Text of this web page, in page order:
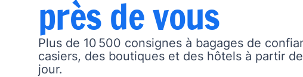
près de vous
Plus de 10 500 consignes à bagages de
casiers, des boutiques et des hôtels à partir
jour.